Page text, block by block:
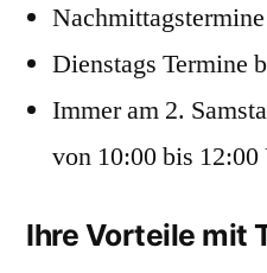
Dienstags Termine
Immer am 2.
von 10:00 bis 12:00
Ihre Vorteile mit